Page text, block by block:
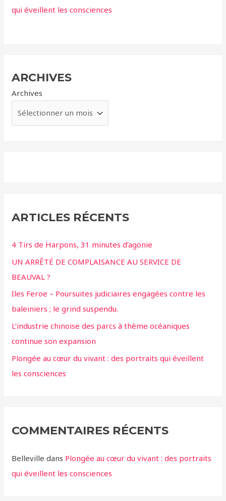
qui éveillent les consciences
ARCHIVES
Archives
ARTICLES RÉCENTS
4 Tirs de Harpons, 31 minutes d’agonie
UN ARRÊTÉ DE COMPLAISANCE AU SERVICE DE
BEAUVAL ?
Iles Feroe – Poursuites judiciaires engagées contre les
baleiniers ; le grind suspendu.
L’industrie chinoise des parcs à thème océaniques
continue son expansion
Plongée au cœur du vivant : des portraits qui éveillent
les consciences
COMMENTAIRES RÉCENTS
Belleville dans Plongée au cœur du vivant : des portraits
qui éveillent les consciences